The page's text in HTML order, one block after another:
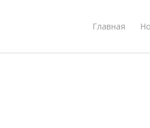
Главная